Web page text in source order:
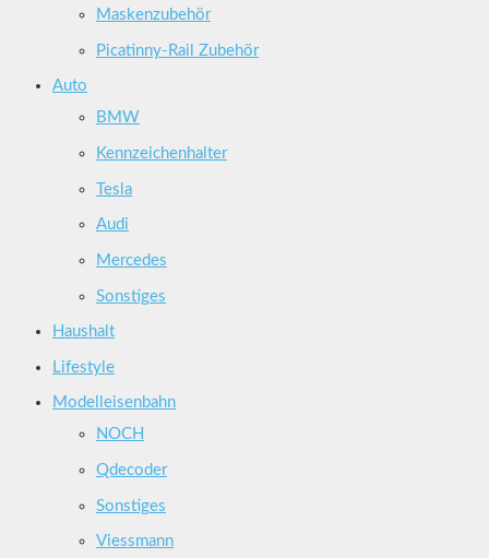
Maskenzubehör
Picatinny-Rail Zubehör
Auto
BMW
Kennzeichenhalter
Tesla
Audi
Mercedes
Sonstiges
Haushalt
Lifestyle
Modelleisenbahn
NOCH
Qdecoder
Sonstiges
Viessmann